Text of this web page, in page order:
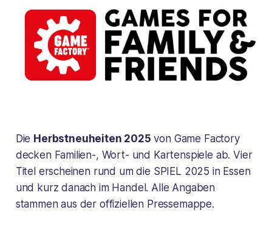
Die Herbstneuheiten 2025 von Game Factory
decken Familien-, Wort- und Kartenspiele ab. Vier
Titel erscheinen rund um die SPIEL 2025 in Essen
und kurz danach im Handel. Alle Angaben
stammen aus der offiziellen Pressemappe.